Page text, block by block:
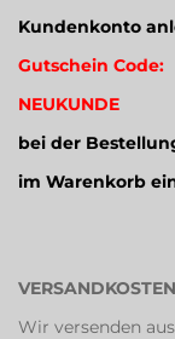
Kundenkonto
Gutschein Code:
NEUKUNDE
bei der
im Warenkorb
VERSANDKOSTEN
Wir versenden